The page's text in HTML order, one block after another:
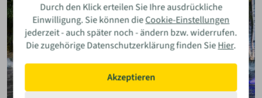
Durch den Klick erteilen Sie Ihre ausdrückliche
Einwilligung. Sie können dieCookie-Einstellungen
jederzeit - auch später noch - ändern bzw. widerrufen.
Die zugehörige Datenschutzerklärung finden SieHier.
Akzeptieren